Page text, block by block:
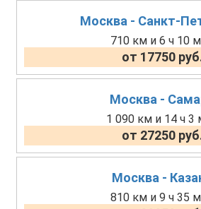
Москва - Санкт-
710 км и 6 ч 10
от 17750
Москва -
1 090 км и 14 ч 3
от 27250
Москва -
810 км и 9 ч 35